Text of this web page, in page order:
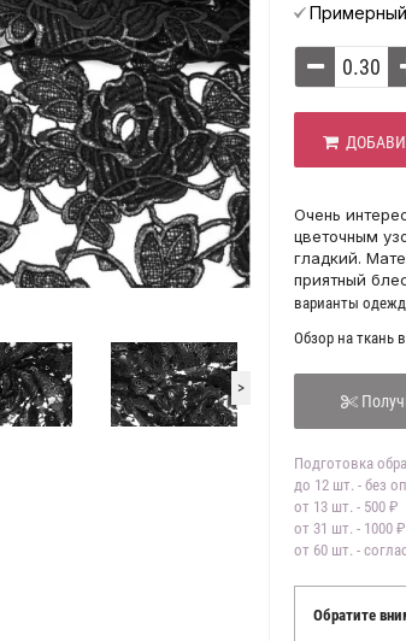
>
Очень
цветочным
гладкий.
приятный
варианты
Обзор на ткань
Подготовка
до 12 шт. - без
от 13 шт. - 500 ₽
от 31 шт. - 1000 ₽
от 60 шт. -
Обратите